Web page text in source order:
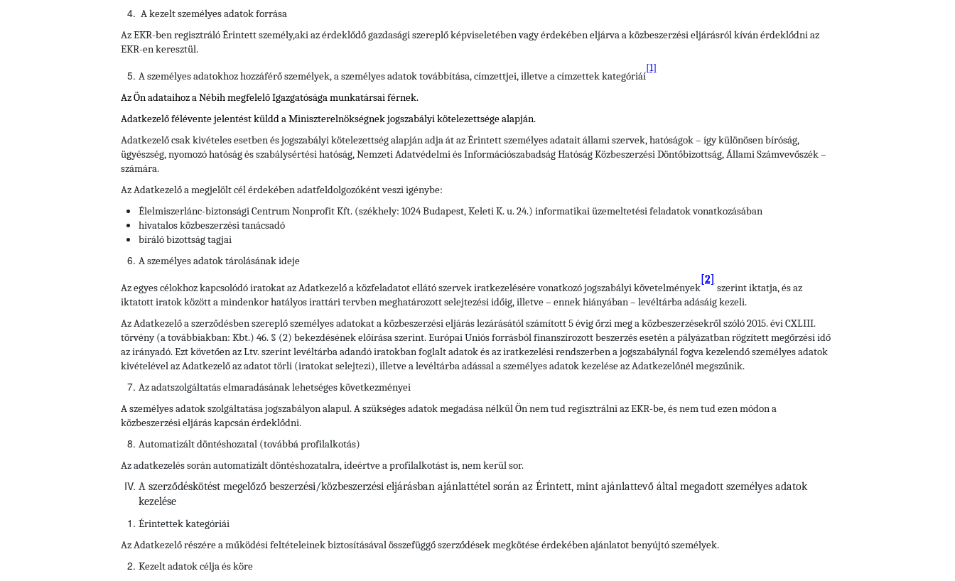
A kezelt személyes adatok forrása
Az EKR-ben regisztráló Érintett személy,aki az érdeklődő gazdasági szereplő képviseletében vagy érdekében eljárva a közbeszerzési eljárásról kíván érdeklődni az
EKR-en keresztül.
A személyes adatokhoz hozzáférő személyek, a személyes adatok továbbítása, címzettjei, illetve a címzettek kategóriái
[1]
Az Ön adataihoz a Nébih megfelelő Igazgatósága munkatársai férnek.
Adatkezelő félévente jelentést küldd a Miniszterelnökségnek jogszabályi kötelezettsége alapján.
Adatkezelő csak kivételes esetben és jogszabályi kötelezettség alapján adja át az Érintett személyes adatait állami szervek, hatóságok – így különösen bíróság,
ügyészség, nyomozó hatóság és szabálysértési hatóság, Nemzeti Adatvédelmi és Információszabadság Hatóság Közbeszerzési Döntőbizottság, Állami Számvevőszék –
számára.
Az Adatkezelő a megjelölt cél érdekében adatfeldolgozóként veszi igénybe:
Élelmiszerlánc-biztonsági Centrum Nonprofit Kft. (székhely: 1024 Budapest, Keleti K. u. 24.) informatikai üzemeltetési feladatok vonatkozásában
hivatalos közbeszerzési tanácsadó
bíráló bizottság tagjai
A személyes adatok tárolásának ideje
Az egyes célokhoz kapcsolódó iratokat az Adatkezelő a közfeladatot ellátó szervek iratkezelésére vonatkozó jogszabályi követelmények
[2]
szerint iktatja, és az
iktatott iratok között a mindenkor hatályos irattári tervben meghatározott selejtezési időig, illetve – ennek hiányában – levéltárba adásáig kezeli.
Az Adatkezelő a szerződésben szereplő személyes adatokat a közbeszerzési eljárás lezárásától számított 5 évig őrzi meg a közbeszerzésekről szóló 2015. évi CXLIII.
törvény (a továbbiakban: Kbt.) 46. § (2) bekezdésének előírása szerint. Európai Uniós forrásból finanszírozott beszerzés esetén a pályázatban rögzített megőrzési idő
az irányadó. Ezt követően az Ltv. szerint levéltárba adandó iratokban foglalt adatok és az iratkezelési rendszerben a jogszabálynál fogva kezelendő személyes adatok
kivételével az Adatkezelő az adatot törli (iratokat selejtezi), illetve a levéltárba adással a személyes adatok kezelése az Adatkezelőnél megszűnik.
Az adatszolgáltatás elmaradásának lehetséges következményei
A személyes adatok szolgáltatása jogszabályon alapul. A szükséges adatok megadása nélkül Ön nem tud regisztrálni az EKR-be, és nem tud ezen módon a
közbeszerzési eljárás kapcsán érdeklődni.
Automatizált döntéshozatal (továbbá profilalkotás)
Az adatkezelés során automatizált döntéshozatalra, ideértve a profilalkotást is, nem kerül sor.
A szerződéskötést megelőző beszerzési/közbeszerzési eljárásban ajánlattétel során az Érintett, mint ajánlattevő által megadott személyes adatok
kezelése
Érintettek kategóriái
Az Adatkezelő részére a működési feltételeinek biztosításával összefüggő szerződések megkötése érdekében ajánlatot benyújtó személyek.
Kezelt adatok célja és köre